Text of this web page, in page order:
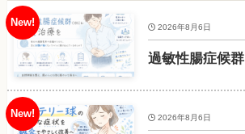
過敏性腸症候群
2026年8月6日
2026年8月6日